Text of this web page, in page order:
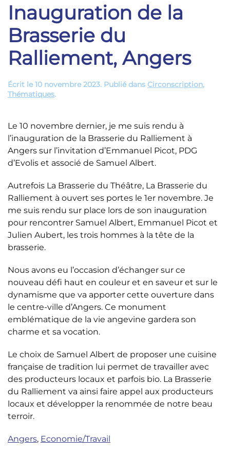
Inauguration de la
Brasserie du
Ralliement, Angers
Écrit le10 novembre 2023. Publié dans Circonscription,
Thématiques.
Le 10 novembre dernier, je me suis rendu à
l’inauguration de la Brasserie du Ralliement à
Angers sur l’invitation d’Emmanuel Picot, PDG
d’Evolis et associé de Samuel Albert.
Autrefois La Brasserie du Théâtre, La Brasserie du
Ralliement à ouvert ses portes le 1er novembre. Je
me suis rendu sur place lors de son inauguration
pour rencontrer Samuel Albert, Emmanuel Picot et
Julien Aubert, les trois hommes à la tête de la
brasserie.
Nous avons eu l’occasion d’échanger sur ce
nouveau défi haut en couleur et en saveur et sur le
dynamisme que va apporter cette ouverture dans
le centre-ville d’Angers. Ce monument
emblématique de la vie angevine gardera son
charme et sa vocation.
Le choix de Samuel Albert de proposer une cuisine
française de tradition lui permet de travailler avec
des producteurs locaux et parfois bio. La Brasserie
du Ralliement va ainsi faire appel aux producteurs
locaux et développer la renommée de notre beau
terroir.
Angers, Economie/Travail